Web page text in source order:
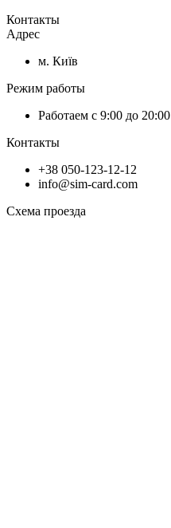
Контакты
Адрес
м. Київ
Режим работы
Работаем с 9:00 до 20:00
Контакты
+38 050-123-12-12
info@sim-card.com
Схема проезда